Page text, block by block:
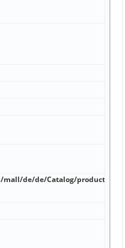
de/de/Catalog/product?